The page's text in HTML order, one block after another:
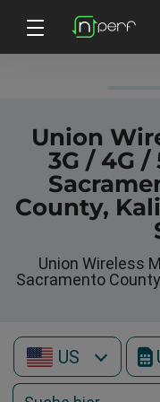
Union
3G / 4G
County,
Union Wireless
Sacramento
US